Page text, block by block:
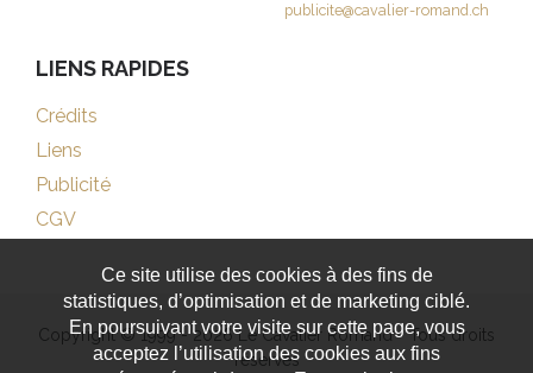
publicite@cavalier-romand.ch
LIENS RAPIDES
Crédits
Liens
Publicité
CGV
Copyright © 1999 - 2026 Le Cavalier Romand - Tous droits
réservés
Ce site utilise des cookies à des fins de
statistiques, d’optimisation et de marketing ciblé.
En poursuivant votre visite sur cette page, vous
acceptez l’utilisation des cookies aux fins